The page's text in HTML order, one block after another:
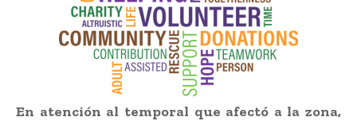
En atención al temporal que afectó a la zona,